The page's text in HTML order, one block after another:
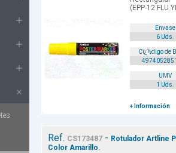
(EPP-12 FLU
Envase
6 Uds.
Cï¿½digo de
UMV
1 Uds.
+ Información
Ref. CS173487- Rotulador Artline
Color Amarillo.